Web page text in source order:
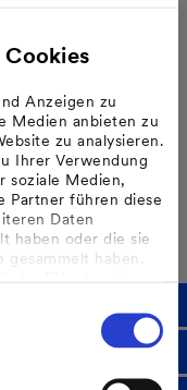
Anzeigen zu
Medien anbieten zu
zu analysieren.
Ihrer Verwendung
soziale Medien,
Partner führen diese
Daten
haben oder die sie
haben.
erteilt haben
Einklang mit den
18), sogenanntes